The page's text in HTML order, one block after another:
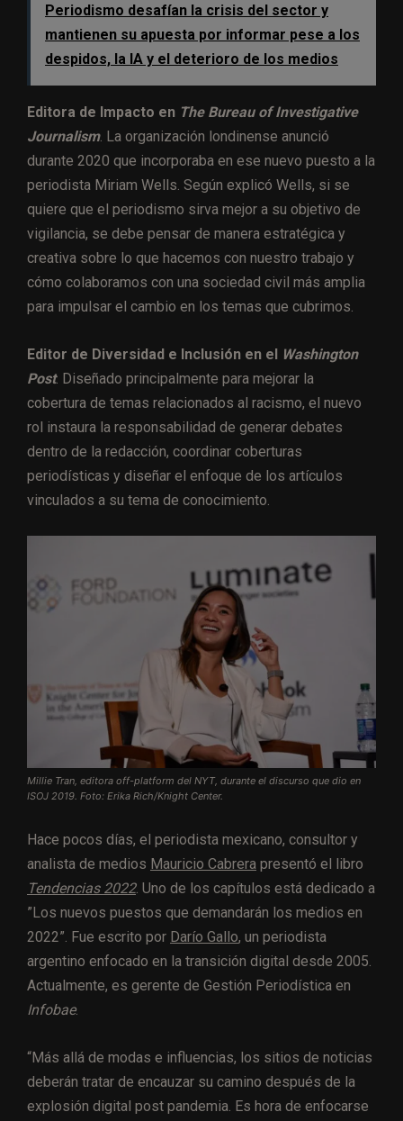
Periodismo desafían la crisis del sector y
mantienen su apuesta por informar pese a los
despidos, la IA y el deterioro de los medios
Editora de Impacto en The Bureau of Investigative
Journalism. La organización londinense anunció
durante 2020 que incorporaba en ese nuevo puesto a la
periodista Miriam Wells. Según explicó Wells, si se
quiere que el periodismo sirva mejor a su objetivo de
vigilancia, se debe pensar de manera estratégica y
creativa sobre lo que hacemos con nuestro trabajo y
cómo colaboramos con una sociedad civil más amplia
para impulsar el cambio en los temas que cubrimos.
Editor de Diversidad e Inclusión en el Washington
Post. Diseñado principalmente para mejorar la
cobertura de temas relacionados al racismo, el nuevo
rol instaura la responsabilidad de generar debates
dentro de la redacción, coordinar coberturas
periodísticas y diseñar el enfoque de los artículos
vinculados a su tema de conocimiento.
Millie Tran, editora off-platform del NYT, durante el discurso que dio en
ISOJ 2019. Foto: Erika Rich/Knight Center.
Hace pocos días, el periodista mexicano, consultor y
analista de medios Mauricio Cabrera presentó el libro
Tendencias 2022. Uno de los capítulos está dedicado a
”Los nuevos puestos que demandarán los medios en
2022”. Fue escrito por Darío Gallo, un periodista
argentino enfocado en la transición digital desde 2005.
Actualmente, es gerente de Gestión Periodística en
Infobae.
“Más allá de modas e influencias, los sitios de noticias
deberán tratar de encauzar su camino después de la
explosión digital post pandemia. Es hora de enfocarse